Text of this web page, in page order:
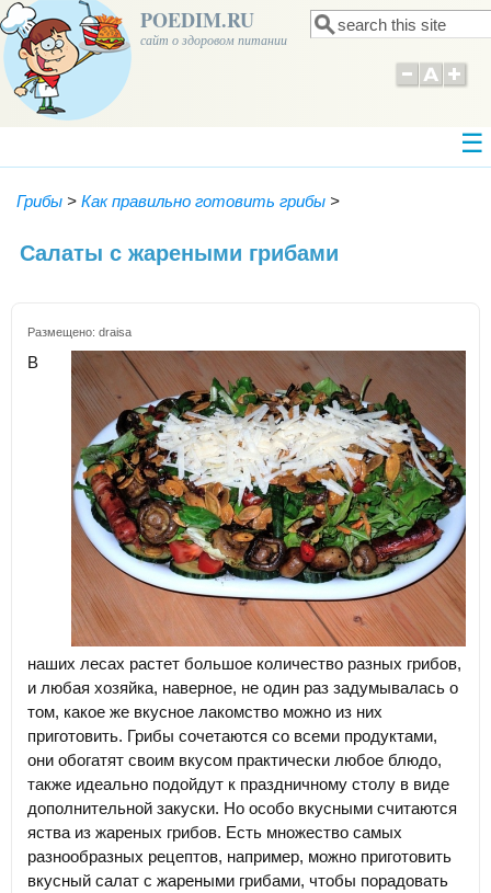
POEDIM.RU
сайт о здоровом питании Форма поиска
Поиск
Грибы > Как правильно готовить грибы >
Салаты с жареными грибами
Размещено: draisa
В
наших лесах растет большое количество разных грибов,
и любая хозяйка, наверное, не один раз задумывалась о
том, какое же вкусное лакомство можно из них
приготовить. Грибы сочетаются со всеми продуктами,
они обогатят своим вкусом практически любое блюдо,
также идеально подойдут к праздничному столу в виде
дополнительной закуски. Но особо вкусными считаются
яства из жареных грибов. Есть множество самых
разнообразных рецептов, например, можно приготовить
вкусный салат с жареными грибами, чтобы порадовать